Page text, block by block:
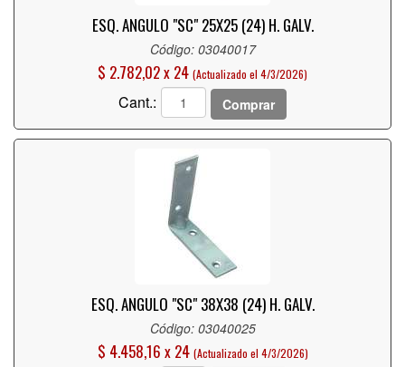
ESQ. ANGULO "SC" 25X25 (24) H. GALV.
Código: 03040017
$ 2.782,02 x 24 (Actualizado el 4/3/2026)
Cant.: Comprar
ESQ. ANGULO "SC" 38X38 (24) H. GALV.
Código: 03040025
$ 4.458,16 x 24 (Actualizado el 4/3/2026)